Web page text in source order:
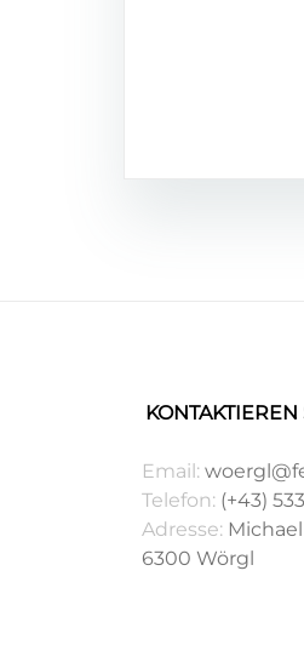
Email:
Telefon: (+43)
Adresse: Michael
6300 Wörgl